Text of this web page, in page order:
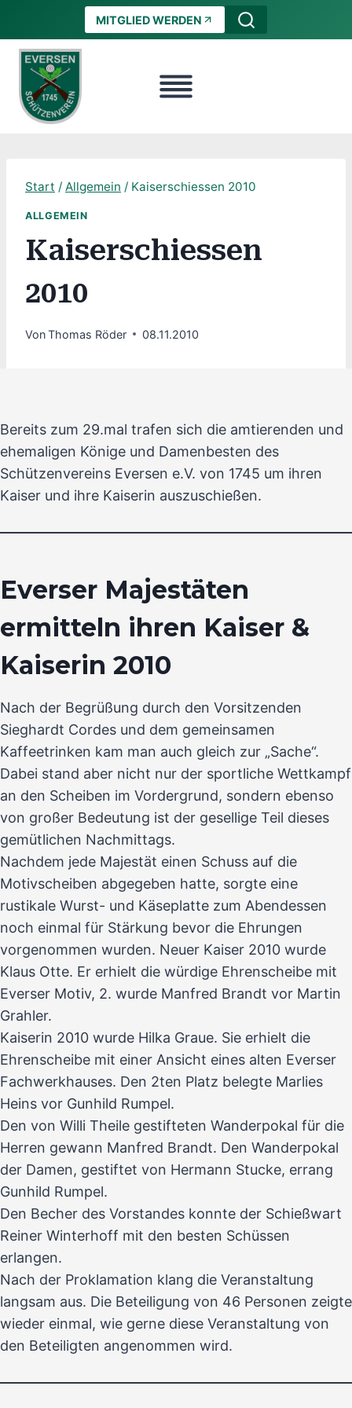
springen
MITGLIED WERDEN
Start / Allgemein / Kaiserschiessen 2010
ALLGEMEIN
Kaiserschiessen
2010
VonThomas Röder 08.11.2010
Bereits zum 29.mal trafen sich die amtierenden und
ehemaligen Könige und Damenbesten des
Schützenvereins Eversen e.V. von 1745 um ihren
Kaiser und ihre Kaiserin auszuschießen.
Everser Majestäten
ermitteln ihren Kaiser &
Kaiserin 2010
Nach der Begrüßung durch den Vorsitzenden
Sieghardt Cordes und dem gemeinsamen
Kaffeetrinken kam man auch gleich zur „Sache“.
Dabei stand aber nicht nur der sportliche Wettkampf
an den Scheiben im Vordergrund, sondern ebenso
von großer Bedeutung ist der gesellige Teil dieses
gemütlichen Nachmittags.
Nachdem jede Majestät einen Schuss auf die
Motivscheiben abgegeben hatte, sorgte eine
rustikale Wurst- und Käseplatte zum Abendessen
noch einmal für Stärkung bevor die Ehrungen
vorgenommen wurden. Neuer Kaiser 2010 wurde
Klaus Otte. Er erhielt die würdige Ehrenscheibe mit
Everser Motiv, 2. wurde Manfred Brandt vor Martin
Grahler.
Kaiserin 2010 wurde Hilka Graue. Sie erhielt die
Ehrenscheibe mit einer Ansicht eines alten Everser
Fachwerkhauses. Den 2ten Platz belegte Marlies
Heins vor Gunhild Rumpel.
Den von Willi Theile gestifteten Wanderpokal für die
Herren gewann Manfred Brandt. Den Wanderpokal
der Damen, gestiftet von Hermann Stucke, errang
Gunhild Rumpel.
Den Becher des Vorstandes konnte der Schießwart
Reiner Winterhoff mit den besten Schüssen
erlangen.
Nach der Proklamation klang die Veranstaltung
langsam aus. Die Beteiligung von 46 Personen zeigte
wieder einmal, wie gerne diese Veranstaltung von
den Beteiligten angenommen wird.